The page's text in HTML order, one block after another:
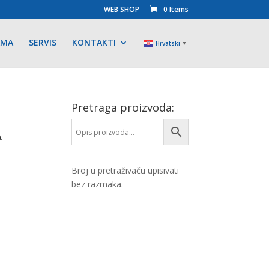
WEB SHOP 0 Items
SERVIS KONTAKTI Hrvatski ▼
Pretraga proizvoda:
Broj u pretraživaču upisivati
bez razmaka.